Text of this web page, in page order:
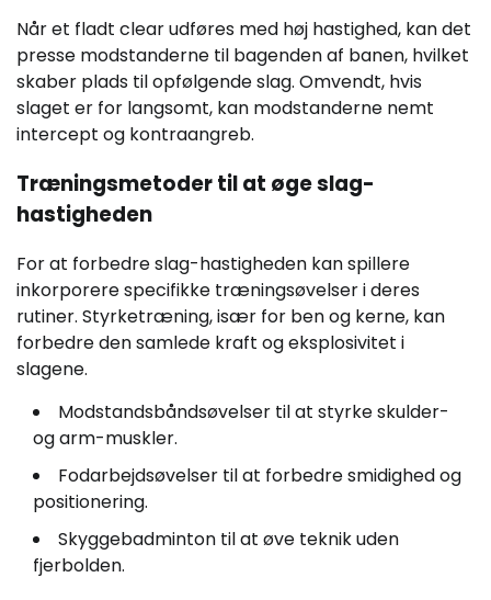
Når et fladt clear udføres med høj hastighed, kan det
presse modstanderne til bagenden af banen, hvilket
skaber plads til opfølgende slag. Omvendt, hvis
slaget er for langsomt, kan modstanderne nemt
intercept og kontraangreb.
Træningsmetoder til at øge slag-
hastigheden
For at forbedre slag-hastigheden kan spillere
inkorporere specifikke træningsøvelser i deres
rutiner. Styrketræning, især for ben og kerne, kan
forbedre den samlede kraft og eksplosivitet i
slagene.
Modstandsbåndsøvelser til at styrke skulder-
og arm-muskler.
Fodarbejdsøvelser til at forbedre smidighed og
positionering.
Skyggebadminton til at øve teknik uden
fjerbolden.